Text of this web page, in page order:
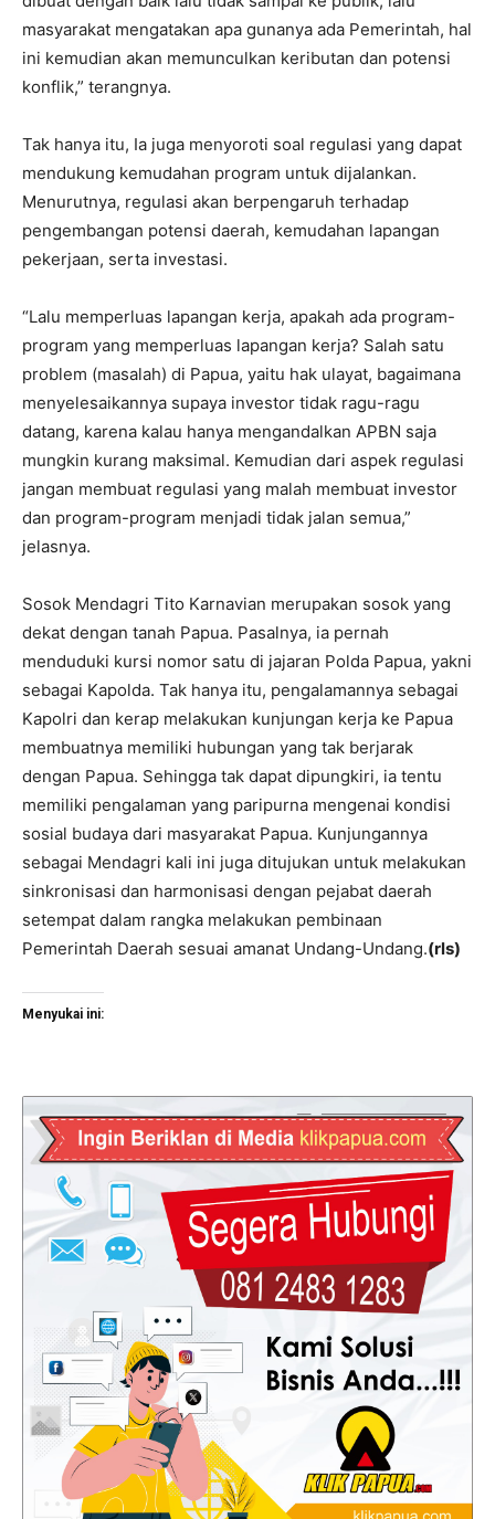
masyarakat mengatakan apa gunanya ada Pemerintah, hal
ini kemudian akan memunculkan keributan dan potensi
konflik,” terangnya.
Tak hanya itu, Ia juga menyoroti soal regulasi yang dapat
mendukung kemudahan program untuk dijalankan.
Menurutnya, regulasi akan berpengaruh terhadap
pengembangan potensi daerah, kemudahan lapangan
pekerjaan, serta investasi.
“Lalu memperluas lapangan kerja, apakah ada program-
program yang memperluas lapangan kerja? Salah satu
problem (masalah) di Papua, yaitu hak ulayat, bagaimana
menyelesaikannya supaya investor tidak ragu-ragu
datang, karena kalau hanya mengandalkan APBN saja
mungkin kurang maksimal. Kemudian dari aspek regulasi
jangan membuat regulasi yang malah membuat investor
dan program-program menjadi tidak jalan semua,”
jelasnya.
Sosok Mendagri Tito Karnavian merupakan sosok yang
dekat dengan tanah Papua. Pasalnya, ia pernah
menduduki kursi nomor satu di jajaran Polda Papua, yakni
sebagai Kapolda. Tak hanya itu, pengalamannya sebagai
Kapolri dan kerap melakukan kunjungan kerja ke Papua
membuatnya memiliki hubungan yang tak berjarak
dengan Papua. Sehingga tak dapat dipungkiri, ia tentu
memiliki pengalaman yang paripurna mengenai kondisi
sosial budaya dari masyarakat Papua. Kunjungannya
sebagai Mendagri kali ini juga ditujukan untuk melakukan
sinkronisasi dan harmonisasi dengan pejabat daerah
setempat dalam rangka melakukan pembinaan
Pemerintah Daerah sesuai amanat Undang-Undang.(rls)
Menyukai ini: